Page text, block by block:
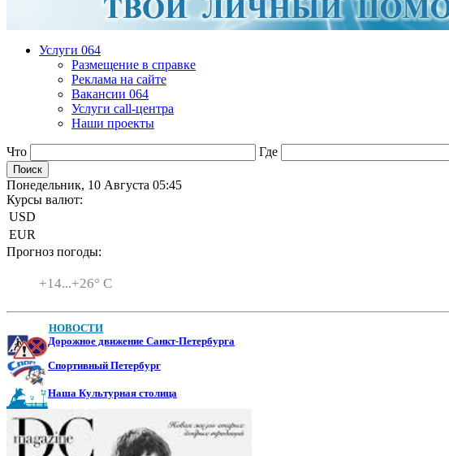
Услуги 064
Размещение в справке
Реклама на сайте
Вакансии 064
Услуги call-центра
Наши проекты
Что Где
Понедельник, 10 Августа 05:45
Курсы валют:
USD
EUR
Прогноз погоды:
+14...+26° C
НОВОСТИ
Дорожное движение Санкт-Петербурга
Спортивный Петербург
Наша Культурная столица